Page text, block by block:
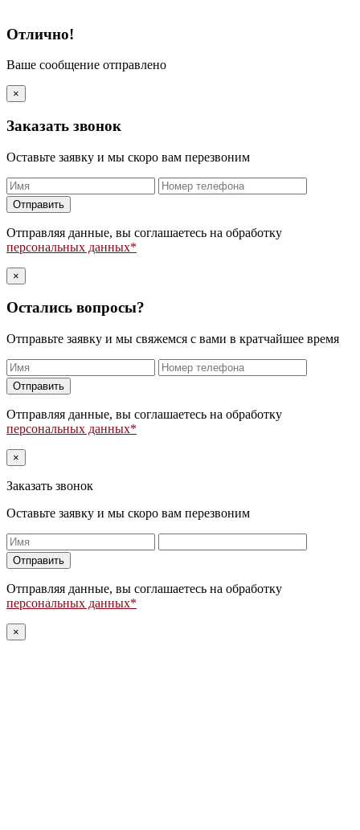
Отлично!
Ваше сообщение отправлено
×
Заказать звонок
Оставьте заявку и мы скоро вам перезвоним
Оставьте
это
поле
пустым.
Отправляя данные, вы соглашаетесь на обработку
персональных данных*
×
Остались вопросы?
Отправьте заявку и мы свяжемся с вами в кратчайшее время
Оставьте
это
поле
пустым.
Отправляя данные, вы соглашаетесь на обработку
персональных данных*
×
Заказать звонок
Оставьте заявку и мы скоро вам перезвоним
Оставьте
это
поле
пустым.
Отправляя данные, вы соглашаетесь на обработку
персональных данных*
×